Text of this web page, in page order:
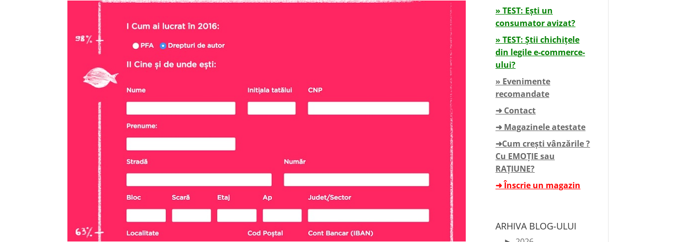
» TEST: Ești un
consumator avizat?
» TEST: Știi chichițele
din legile e-commerce-
ului?
» Evenimente
recomandate
➜ Contact
➜ Magazinele atestate
➜Cum crești vânzările ?
Cu EMOȚIE sau
RAȚIUNE?
➜ Înscrie un magazin
ARHIVA BLOG-ULUI